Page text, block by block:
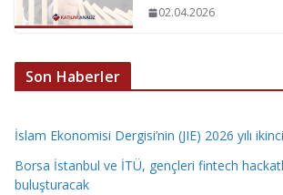
02.04.2026
Son Haberler
İslam Ekonomisi Dergisi’nin (JIE) 2026 yılı ikinci
Borsa İstanbul ve İTÜ, gençleri fintech
buluşturacak